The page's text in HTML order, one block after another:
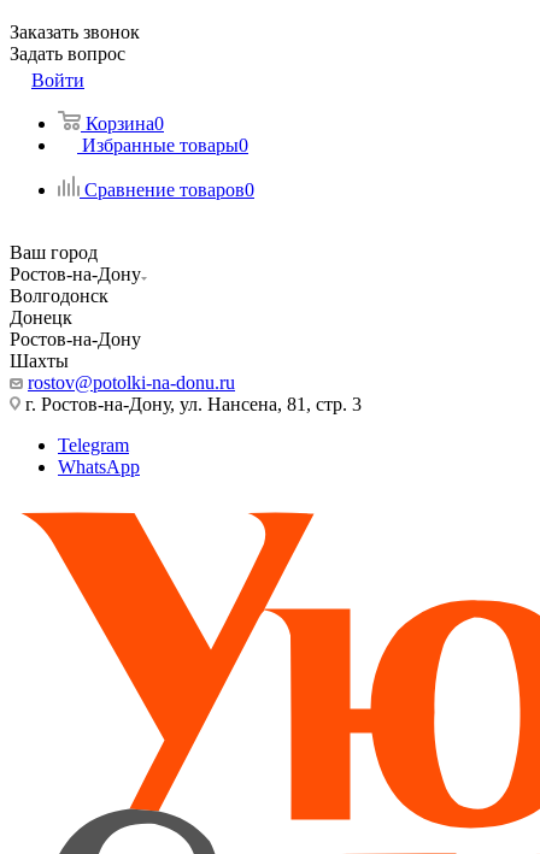
Заказать звонок
Задать вопрос
Войти
Корзина0
Избранные товары0
Сравнение товаров0
Ваш город
Ростов-на-Дону
Волгодонск
Донецк
Ростов-на-Дону
Шахты
rostov@potolki-na-donu.ru
г. Ростов-на-Дону, ул. Нансена, 81, стр. 3
Telegram
WhatsApp